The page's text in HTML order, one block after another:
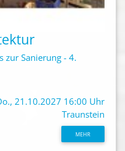
zur Sanierung - 4.
21.10.2027 16:00 Uhr
Traunstein
MEHR